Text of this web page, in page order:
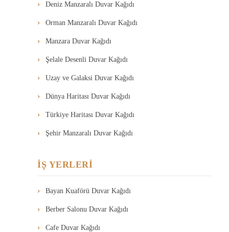
Deniz Manzaralı Duvar Kağıdı
Orman Manzaralı Duvar Kağıdı
Manzara Duvar Kağıdı
Şelale Desenli Duvar Kağıdı
Uzay ve Galaksi Duvar Kağıdı
Dünya Haritası Duvar Kağıdı
Türkiye Haritası Duvar Kağıdı
Şehir Manzaralı Duvar Kağıdı
İŞ YERLERİ
Bayan Kuaförü Duvar Kağıdı
Berber Salonu Duvar Kağıdı
Cafe Duvar Kağıdı